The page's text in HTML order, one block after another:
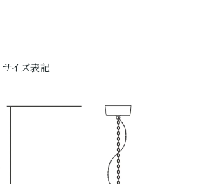
イズ表記